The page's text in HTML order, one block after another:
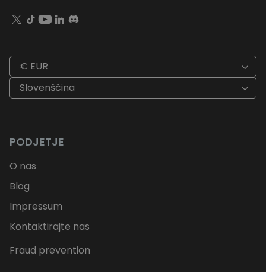
€ EUR
Slovenščina
PODJETJE
O nas
Blog
Impressum
Kontaktirajte nas
Fraud prevention